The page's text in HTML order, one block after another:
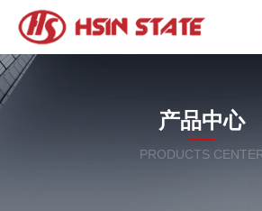
产品中心
PRODUCTS